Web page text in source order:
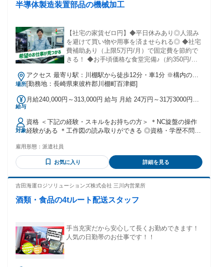
半導体製造装置部品の機械加工
【社宅の家賃ゼロ円】◆平日休みあり◎人混み
を避けて買い物や用事を済ませられる◎ ◆社宅
費補助あり（上限5万円/月）で固定費を節約で
きる！ ◆お手頃価格な食堂完備♪（約350円/
実績も☆ ◆有名テーマパークまで車で20分ほど
◎充実した休日を過ごせる♪
場所
アクセス 最寄り駅：川棚駅から徒歩12分・車1分 ※構内の
（無料）駐車場利用OK ※東彼杵ICより車20分程度
[勤務地：長崎県東彼杵郡川棚町百津郷]
給与
月給240,000円～313,000円 給与 月給 24万円～31万3000円
費：交通費支給 【交通費】 上限30,000円まで支給※会社規定
有り
対象
資格 ＜下記の経験・スキルをお持ちの方＞ ＊NC旋盤の操作
経験がある ＊工作図の読み取りができる ◎資格・学歴不問
雇用形態： 派遣社員
お気に入り 詳細を見る
吉田海運ロジソリューションズ株式会社 三川内営業所
酒類・食品の4tルート配送スタッフ
手当充実だから安心して長くお勤めできます！
人気の日勤帯のお仕事です！！